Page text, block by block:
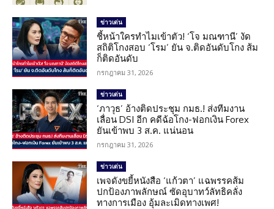
ข่าวเด่น
ชี้หน้าใครทำไมเข้าตัว! ‘โจ มณฑานี’ งัด
สถิติโกงสอบ ‘โรม’ ยัน จ.ติดอันดับโกง ส้ม
ก็ติดอันดับ
กรกฎาคม 31, 2026
ข่าวเด่น
‘ภาวุธ’ อ้างติดประชุม กมธ.! ส่งทีมงาน
เลื่อน DSI อีก คดีฉ้อโกง-ฟอกเงิน Forex
ยันเข้าพบ 3 ส.ค. แน่นอน
กรกฎาคม 31, 2026
ข่าวเด่น
เพจดังขยี้หนังสือ ‘แก้วตา’ แฉพรรคส้ม
ปกป้องภาพลักษณ์ ซัดอุบาทว์ลัทธิคลั่ง
ทางการเมือง อุ้มละเมิดทางเพศ!